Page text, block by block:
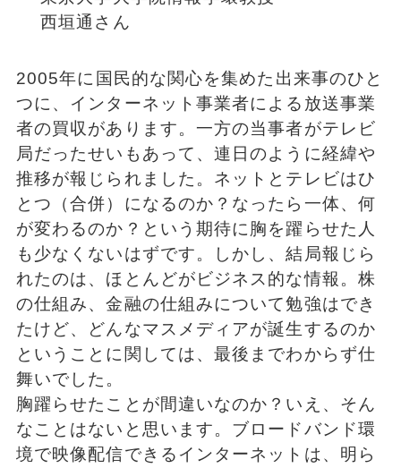
西垣通さん
2005年に国民的な関心を集めた出来事のひと
つに、インターネット事業者による放送事業
者の買収があります。一方の当事者がテレビ
局だったせいもあって、連日のように経緯や
推移が報じられました。ネットとテレビはひ
とつ（合併）になるのか？なったら一体、何
が変わるのか？という期待に胸を躍らせた人
も少なくないはずです。しかし、結局報じら
れたのは、ほとんどがビジネス的な情報。株
の仕組み、金融の仕組みについて勉強はでき
たけど、どんなマスメディアが誕生するのか
ということに関しては、最後までわからず仕
舞いでした。
胸躍らせたことが間違いなのか？いえ、そん
なことはないと思います。ブロードバンド環
境で映像配信できるインターネットは、明ら